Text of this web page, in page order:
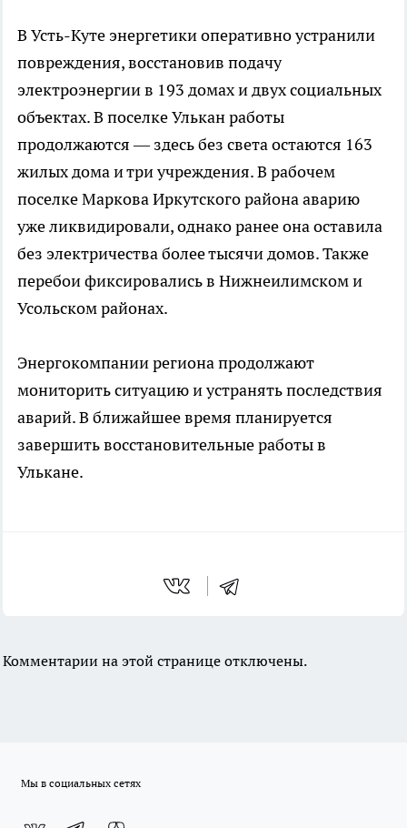
В Усть-Куте энергетики оперативно устранили
повреждения, восстановив подачу
электроэнергии в 193 домах и двух социальных
объектах. В поселке Улькан работы
продолжаются — здесь без света остаются 163
жилых дома и три учреждения. В рабочем
поселке Маркова Иркутского района аварию
уже ликвидировали, однако ранее она оставила
без электричества более тысячи домов. Также
перебои фиксировались в Нижнеилимском и
Усольском районах.
Энергокомпании региона продолжают
мониторить ситуацию и устранять последствия
аварий. В ближайшее время планируется
завершить восстановительные работы в
Улькане.
Комментарии на этой странице отключены.
Мы в социальных сетях